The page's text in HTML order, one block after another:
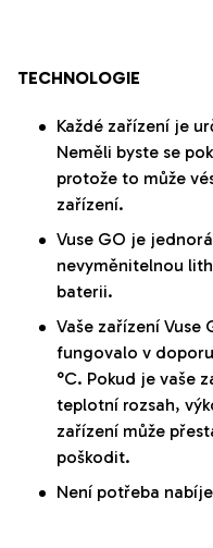
TECHNOLOGIE
Každé zařízení je
Neměli byste se
protože to může
zařízení.
Vuse GO je
nevyměnitelnou
baterii.
Vaše zařízení Vuse
fungovalo v
°C. Pokud je vaše
teplotní rozsah,
zařízení může
poškodit.
Není potřeba